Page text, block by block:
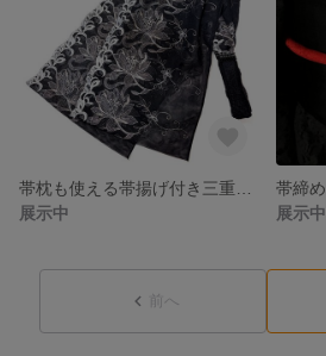
展示中
展示中
前へ